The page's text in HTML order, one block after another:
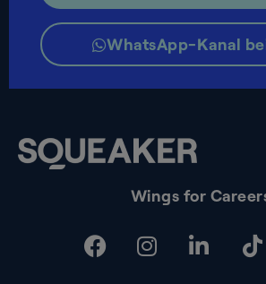
Wings for
WhatsApp-Kanal